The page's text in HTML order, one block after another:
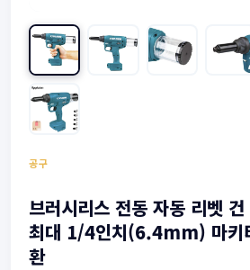
공구
브러시리스 전동 자동 리벳
최대 1/4인치(6.4mm) 마키
환